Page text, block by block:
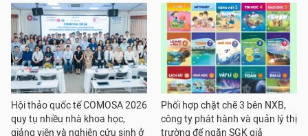
Hội thảo quốc tế COMOSA 2026
quy tụ nhiều nhà khoa học,
giảng viên và nghiên cứu sinh ở
Phối hợp chặt chẽ 3 bên NXB,
công ty phát hành và quản lý thị
trường để ngăn SGK giả